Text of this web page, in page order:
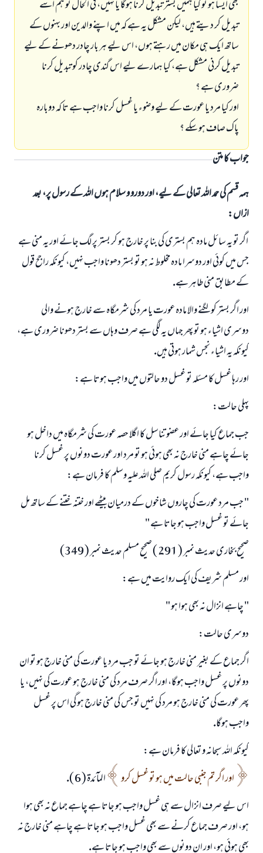
بھى ايسا ہو تو كيا ہميں بستر تبديل كرنا ہوگا يا نہيں، فى الحال تو ہم اسے
تبديل كر ديتے ہيں، ليكن مشكل يہ ہے كہ ميں اپنے والدين اور بہنوں كے
ساتھ ايك ہى مكان ميں رہتے ہوں، اس ليے ہر بار چادر دھونے كے ليے
تبديل كرنى مشكل ہے، كيا ہمارے ليے اس گندى چادر كو تبديل كرنا
ضرورى ہے ؟
اور كيا مرد يا عورت كے ليے وضوء يا غسل كرنا واجب ہے تا كہ دوبارہ
پاك صاف ہو سكے ؟
جواب کا متن
ہمہ قسم کی حمد اللہ تعالی کے لیے، اور دورو و سلام ہوں اللہ کے رسول پر، بعد
ازاں:
اگر تو يہ سائل مادہ ہم بسترى كى بنا پر خارج ہو كر بستر پر لگ جائے اور يہ منى ہے
جس ميں كوئى اور دوسرا مادہ مخلوط نہ ہو تو بستر دھونا واجب نہيں، كيونكہ راجح قول
كے مطابق منى طاہر ہے.
اور اگر بستر كو لگنے والا مادہ عورت يا مرد كى شرمگاہ سے خارج ہونے والى
دوسرى اشياء ہو تو پھر جہاں يہ لگى ہے صرف وہاں سے بستر دھونا ضرورى ہے،
كيونكہ يہ اشياء نجس شمار ہوتى ہيں.
اور رہا غسل كا مسئلہ تو غسل دو حالتوں ميں واجب ہوتا ہے:
پہلى حالت:
جب جماع كيا جائے اور عضو تناسل كا اگلا حصہ عورت كى شرمگاہ ميں داخل ہو
جائے چاہے منى خارج نہ بھى ہوئى ہو تو مرد اور عورت دونوں پر غسل كرنا
واجب ہے، كيونكہ رسول كريم صلى اللہ عليہ وسلم كا فرمان ہے:
" جب مرد عورت كى چاروں شاخوں كے درميان بيٹھے اور ختنہ ختنے كے ساتھ مل
جائے تو غسل واجب ہو جاتا ہے "
صحيح بخارى حديث نمبر ( 291 ) صحيح مسلم حديث نمبر ( 349)
اور مسلم شريف كى ايك روايت ميں ہے:
" چاہے انزال نہ بھى ہوا ہو "
دوسرى حالت:
اگر جماع كے بغير منى خارج ہو جائے تو جب مرد يا عورت كى منى خارج ہو تو ان
دونوں پر غسل واجب ہوگا، اور اگر صرف مرد كى منى خارج ہو عورت كى نہيں، يا
پھر عورت كى منى خارج ہو مرد كى نہيں تو جس كى منى خارج ہو گى اس پر غسل
واجب ہوگا.
كيونكہ اللہ سبحانہ و تعالى كا فرمان ہے:
اور اگر تم جنبى حالت ميں ہو تو غسل كرو
المآئدۃ ( 6 ).
اس ليے صرف انزال سے ہى غسل واجب ہو جاتا ہے چاہے جماع نہ بھى ہوا
ہو، اور صرف جماع كرنے سے بھى غسل واجب ہو جاتا ہے چاہے منى خارج نہ
بھى ہوئى ہو، اور ان دونوں سے بھى واجب ہو جاتا ہے.
جواب نمبر 110845 نے نکاح ٹوٹنے سے بچایا۔
امت مسلمہ کے واسطے جوابات پیش کرنے کے لیے ہماری مدد کریں
رسول اللہ صلی اللہ علیہ و سلم کا فرمان ہے:
نیکی کی رہنمائی کرنے والے کو بھی نیکی کرنے والے کے برابر اجر ملتا ہے۔
ابھی تعاون کریں